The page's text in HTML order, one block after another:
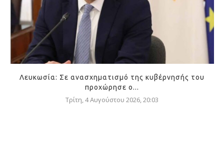
Λευκωσία: Σε ανασχηματισμό της κυβέρνησής του
προχώρησε ο...
Τρίτη, 4 Αυγούστου 2026, 20:03